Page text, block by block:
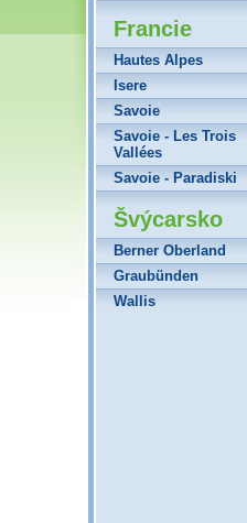
Francie
Hautes Alpes
Isere
Savoie
Savoie - Les Trois
Vallées
Savoie - Paradiski
Švýcarsko
Berner Oberland
Graubünden
Wallis